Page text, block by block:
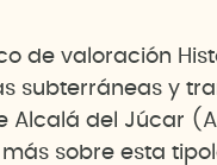
de valoración
subterráneas y
Alcalá del Júcar
sobre esta